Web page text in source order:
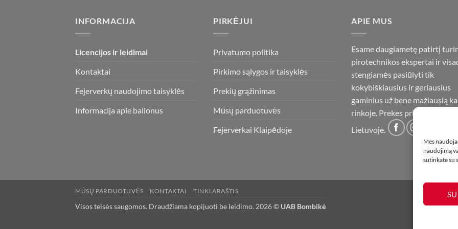
Mes
naudojimą
sutinkate su
INFORMACIJA
Licencijos ir leidimai
Kontaktai
Fejerverkų naudojimo taisyklės
Informacija apie balionus
PIRKĖJUI
Privatumo politika
Pirkimo sąlygos ir taisyklės
Prekių grąžinimas
Mūsų parduotuvės
Fejerverkai Klaipėdoje
APIE MUS
Esame daugiametę patirtį
pirotechnikos ekspertai ir
stengiamės pasiūlyti tik
kokybiškiausius ir geriausius
gaminius už bene mažiausią
rinkoje. Prekes pristatome
Lietuvoje.
MŪSŲ PARDUOTUVĖS KONTAKTAI TINKLARAŠTIS
Visos teisės saugomos. Draudžiama kopijuoti be leidimo. 2026 © UAB Bombikė